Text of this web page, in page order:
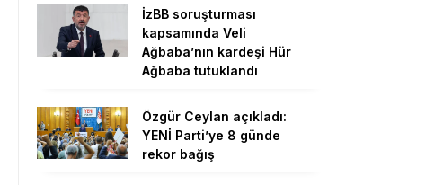
İzBB soruşturması
kapsamında Veli
Ağbaba’nın kardeşi Hür
Ağbaba tutuklandı
Özgür Ceylan açıkladı:
YENİ Parti’ye 8 günde
rekor bağış